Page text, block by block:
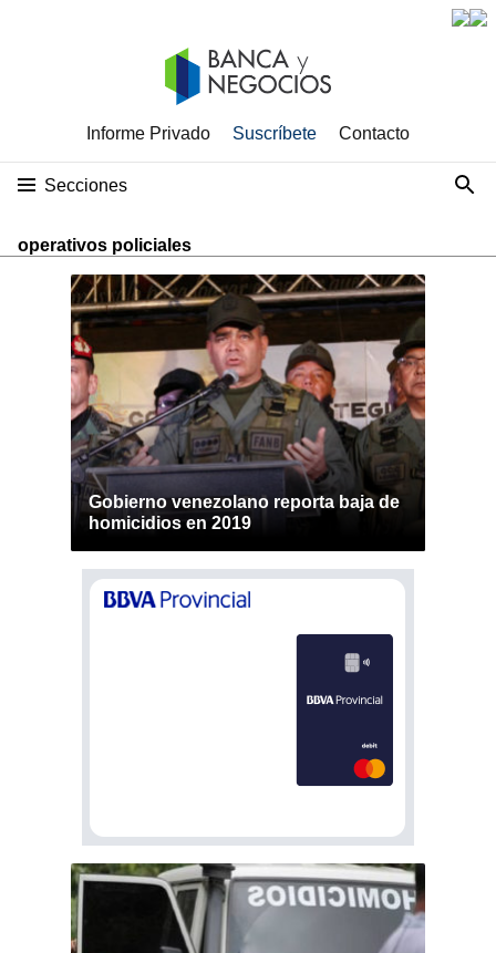
Informe Privado Suscríbete Contacto
Secciones
operativos policiales
Gobierno venezolano reporta baja de
homicidios en 2019